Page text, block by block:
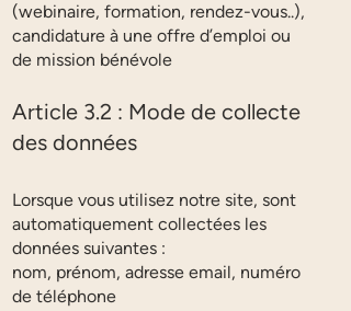
(webinaire, formation, rendez-vous..),
candidature à une offre d’emploi ou
de mission bénévole
Article 3.2 : Mode de collecte
des données
Lorsque vous utilisez notre site, sont
automatiquement collectées les
données suivantes :
nom, prénom, adresse email, numéro
de téléphone